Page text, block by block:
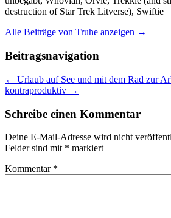
destruction of Star Trek Litverse), Swiftie
Alle Beiträge von Truhe anzeigen →
Beitragsnavigation
← Urlaub auf See und mit dem Rad zur
kontraproduktiv →
Schreibe einen Kommentar
Deine E-Mail-Adresse wird nicht
Felder sind mit * markiert
Kommentar *